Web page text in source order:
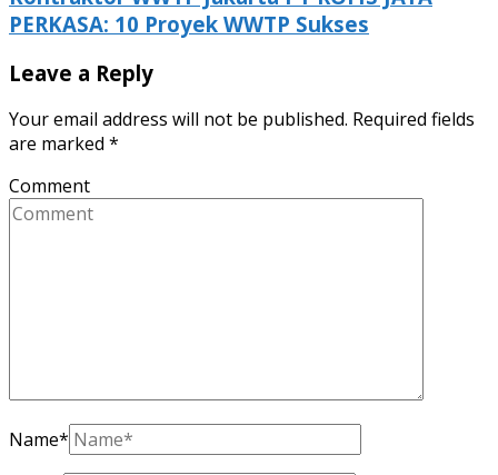
PERKASA: 10 Proyek WWTP Sukses
Leave a Reply
Your email address will not be published. Required fields
are marked *
Comment
Name*